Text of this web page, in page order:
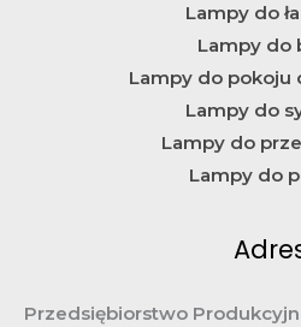
Lampy do
Lampy do
Lampy do pokoju
Lampy do
Lampy do
Lampy do
Przedsiębiorstwo